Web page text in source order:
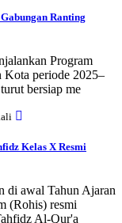
Ranting
Program
periode 2025–
bersiap me
Kelas X Resmi
di awal Tahun Ajaran
(Rohis) resmi
Al-Qur'a